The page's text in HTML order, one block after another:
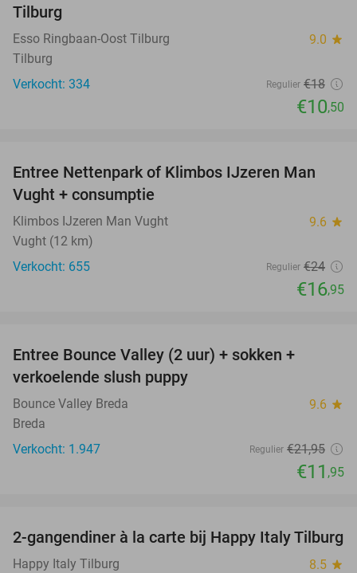
Tilburg
Esso Ringbaan-Oost Tilburg 9.0 star
Tilburg
Verkocht: 334
Regulier €18
€10,50
29%
Entree Nettenpark of Klimbos IJzeren Man
Vught + consumptie
Klimbos IJzeren Man Vught 9.6 star
Vught (12 km)
Verkocht: 655
Regulier €24
€16,95
Entree Bounce Valley (2 uur) + sokken +
verkoelende slush puppy
Bounce Valley Breda 9.6 star
Breda
Verkocht: 1.947
Regulier €21,95
€11 ,95
35%
2-gangendiner à la carte bij Happy Italy Tilburg
Happy Italy Tilburg 8.5 star